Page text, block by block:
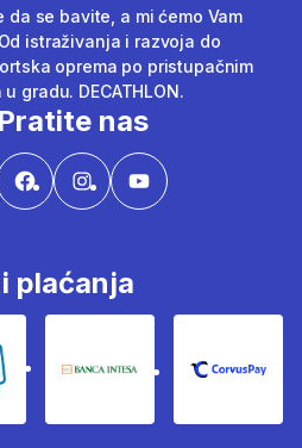
se bavite, a mi ćemo Vam
istraživanja i razvoja do
oprema po pristupačnim
gradu. DECATHLON.
Pratite nas
plaćanja
karticeBanka Intesa